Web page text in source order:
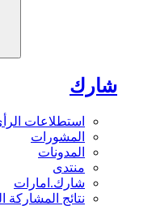
شارك
استطلاعات
المشورات
المدونات
منتدى
شارك.امارات
نتائج المشاركة